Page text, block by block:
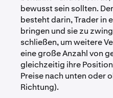
bewusst sein sollten.
besteht darin, Trader in
bringen und sie zu
schließen, um weitere
eine große Anzahl von
gleichzeitig ihre
Preise nach unten oder
Richtung).